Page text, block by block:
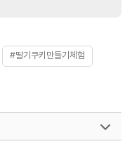
#딸기쿠키만들기체험